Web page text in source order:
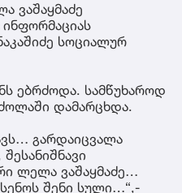
ვაშაყმაძე
სოციალურ
ებრძოდა. სამწუხაროდ
დამარცხდა.
გარდაიცვალა
ლელა ვაშაყმაძე…
შენი სული…“,-